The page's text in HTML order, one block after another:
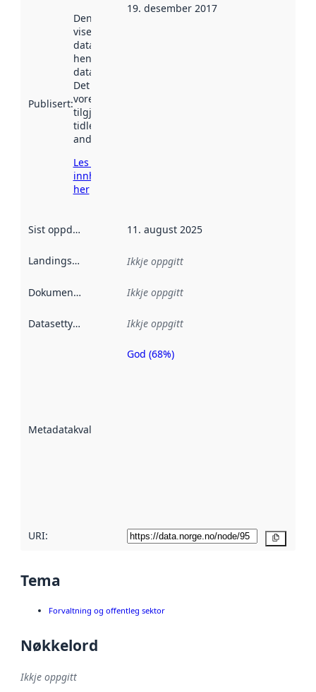
Publisert:
Denne datoen
viser når
datasettet vart
henta inn av
data.norge.no.
Det kan ha
vore
tilgjengeleg
tidlegare
andre stader.
Les meir om
innhenting
her
19. desember 2017
Sist oppdatert 11. august 2025
Landingsside Ikkje oppgitt
Dokumentasjon Ikkje oppgitt
Datasettype Ikkje oppgitt
Metadatakvalitet
Metadatakvalitet
God (68%)
URI:
Tema
Forvaltning og offentleg sektor
Nøkkelord
Ikkje oppgitt